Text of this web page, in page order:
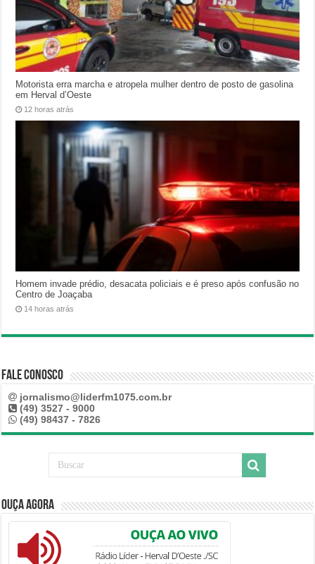
Motorista erra marcha e atropela mulher dentro de posto de gasolina
em Herval d’Oeste
12 horas atrás
Homem invade prédio, desacata policiais e é preso após confusão no
Centro de Joaçaba
14 horas atrás
Fale Conosco
jornalismo@liderfm1075.com.br
(49) 3527 - 9000
(49) 98437 - 7826
Ouça Agora